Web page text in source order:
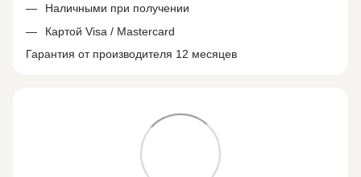
Наличными при получении
Картой Visa / Mastercard
Гарантия от производителя 12 месяцев